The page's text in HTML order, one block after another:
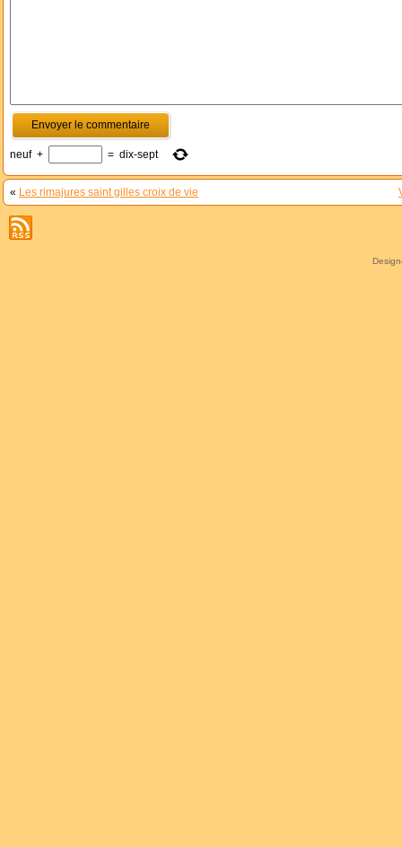
neuf + = dix-sept
« Les rimajures saint gilles croix de vie